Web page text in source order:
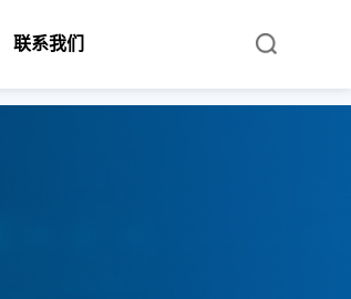
联系我们